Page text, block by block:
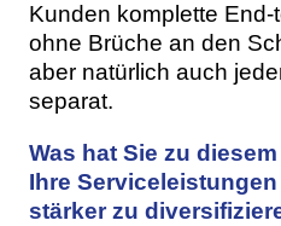
Kunden komplette
ohne Brüche an den
aber natürlich auch
separat.
Was hat Sie zu
Ihre
stärker zu